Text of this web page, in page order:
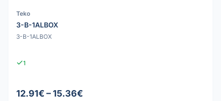
Teko
3-B-1ALBOX
3-B-1ALBOX
1
12.91€ – 15.36€